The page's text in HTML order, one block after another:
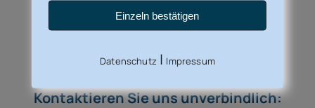
Datenschutz
Impressum
Kontaktieren Sie uns unverbindlich:
Einzeln bestätigen
Datenschutz| Impressum